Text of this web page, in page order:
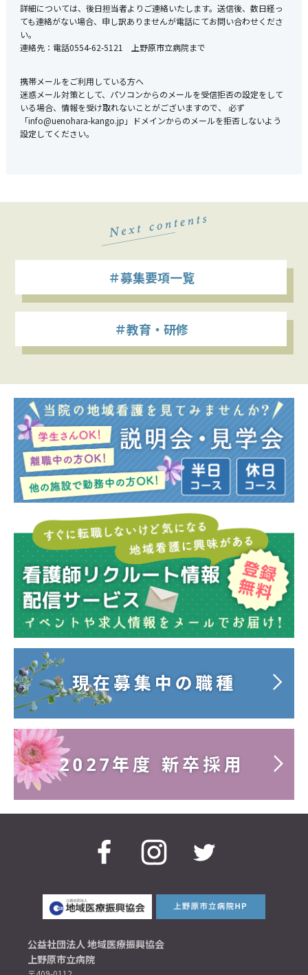
詳細については、後日担当者よりご連絡いたします。送信後、数日経っ
ても連絡がない場合、申し訳ありませんが電話にてお問い合わせくださ
い。
連絡先：電話0554-62-5121 上野原市立病院まで
携帯メールをご利用している方へ
迷惑メール対策として、パソコンからのメールを受信拒否の設定をして
いる場合、情報を受け取れないことがございますので、 必ず
「info@uenohara-kango.jp」ドメインからのメールを拒否しないよう
設定してください。
＃募集要項一覧
＃教育・研修
公益社団法人 地域医療振興協会
上野原市立病院